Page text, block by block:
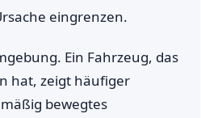
eingrenzen.
Ein Fahrzeug, das
hat, zeigt häufiger
bewegtes